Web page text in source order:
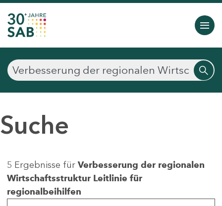
Suche
5 Ergebnisse für Verbesserung der regionalen
Wirtschaftsstruktur Leitlinie für
regionalbeihilfen